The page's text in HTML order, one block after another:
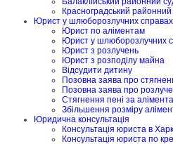
Красноградський районний
Юрист у шлюборозлучних справах
Юрист по аліментам
Юрист у шлюборозлучних
Юрист з розлучень
Юрист з розподілу майна
Відсудити дитину
Позовна заява про
Позовна заява про
Стягнення пені за
Збільшення розміру
Юридична консультація
Консультація юриста в
Консультація юриста по